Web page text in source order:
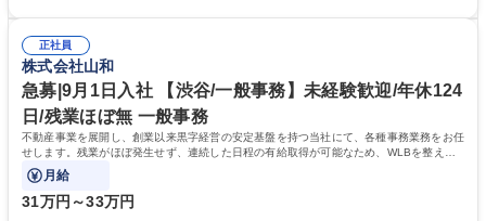
道路施設や道路工事現場の見学ツアー事業 ※入社後は上記いずれかの部門
へ配属。※業務内容変更の範囲：会社の定める業務 募集職種 【都庁グル
ープ】総合職（事務）◇残業月平均9時間未満／有給年平均16日取得
部門など多岐に渡る業務を経験できます。 ■様々なプロジェクト：駐車場
事業の他、新宿駅西口広場内に設置された照明を兼ねた広告「ブライトサ
イン」の管理運営を行うなど、事業収益を生み出す活動を積極的に行って
います。 学歴・資格 学歴：大学院 大学 高専 短大 専修学校 高校 語学力：
資格：
正社員
株式会社山和
急募|9月1日入社 【渋谷/一般事務】未経験歓迎/年休124
日/残業ほぼ無 一般事務
不動産事業を展開し、創業以来黒字経営の安定基盤を持つ当社にて、各種事務業務をお任
せします。残業がほぼ発生せず、連続した日程の有給取得が可能なため、WLBを整えた
い方にお勧めの環境です！
月給
31万円～33万円